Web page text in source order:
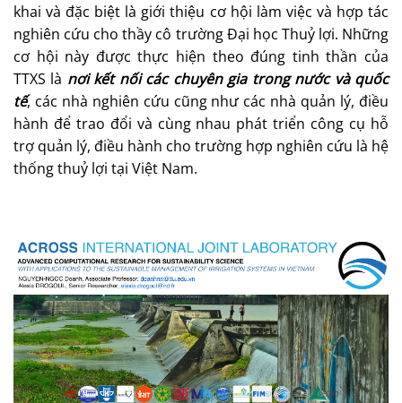
khai và đặc biệt là giới thiệu cơ hội làm việc và hợp tác
nghiên cứu cho thầy cô trường Đại học Thuỷ lợi. Những
cơ hội này được thực hiện theo đúng tinh thần của
TTXS là nơi kết nối các chuyên gia trong nước và quốc
tế, các nhà nghiên cứu cũng như các nhà quản lý, điều
hành để trao đổi và cùng nhau phát triển công cụ hỗ
trợ quản lý, điều hành cho trường hợp nghiên cứu là hệ
thống thuỷ lợi tại Việt Nam.